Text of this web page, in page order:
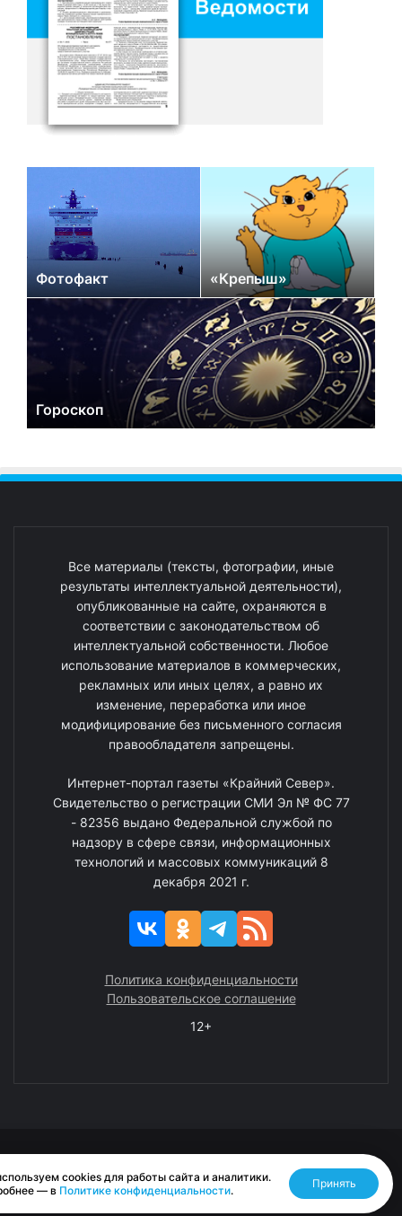
Фотофакт «Крепыш»
Гороскоп
Все материалы (тексты, фотографии, иные
результаты интеллектуальной деятельности),
опубликованные на сайте, охраняются в
соответствии с законодательством об
интеллектуальной собственности. Любое
использование материалов в коммерческих,
рекламных или иных целях, а равно их
изменение, переработка или иное
модифицирование без письменного согласия
правообладателя запрещены.
Интернет-портал газеты «Крайний Север».
Свидетельство о регистрации СМИ Эл № ФС 77
- 82356 выдано Федеральной службой по
надзору в сфере связи, информационных
технологий и массовых коммуникаций 8
декабря 2021 г.
Политика конфиденциальности
Пользовательское соглашение
12+
Разработано RASA
cookies для работы сайта и аналитики.
— в Политике конфиденциальности.
Принять